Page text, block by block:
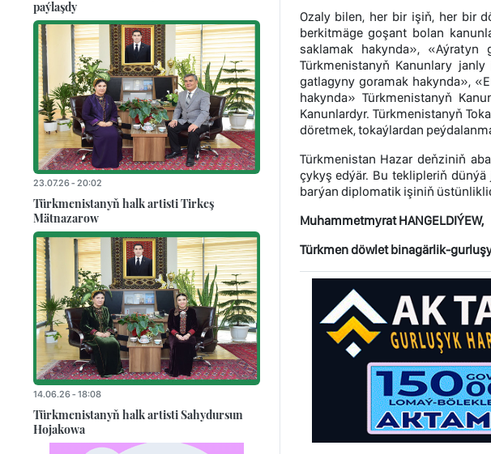
Ozaly bilen, her bir işiň, her bir
berkitmäge goşant bolan
saklamak hakynda», «Aýratyn
Türkmenistanyň Kanunlary
gatlagyny goramak hakynda»,
hakynda» Türkmenistanyň
Kanunlardyr. Türkmenistanyň
döretmek, tokaýlardan
Türkmenistan Hazar deňziniň
çykyş edýär. Bu teklipleriň
barýan diplomatik işiniň
Muhammetmyrat HANGELDIÝEW,
Türkmen döwlet binagärlik-
paýlaşdy
23.07.26 - 20:02
Türkmenistanyň halk artisti Tirkeş
Mätnazarow
14.06.26 - 18:08
Türkmenistanyň halk artisti Sahydursun
Hojakowa